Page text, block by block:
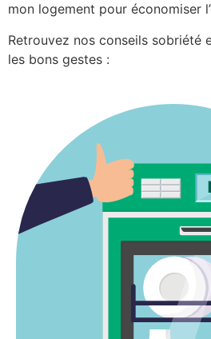
mon logement pour économiser
Retrouvez nos conseils sobriété
les bons gestes :